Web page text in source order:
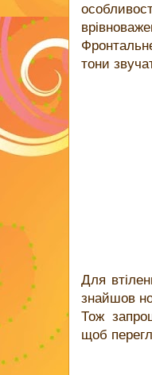
тони
Для
знайшов
Тож
щоб